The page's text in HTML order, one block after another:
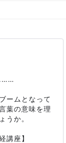
ームとなって
葉の意味を理
うか。
講座】